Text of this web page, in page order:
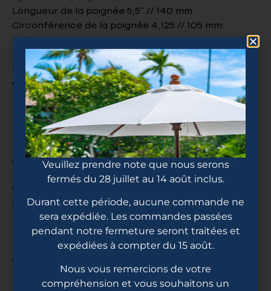
Longueur de la poignée 5,5” // 140 mm
Circonférence de la poignée 4,125 // 105 mm
Poids oscillant 113
Poids de torsion 6.6
Chaque raquette Ruby Pro est livrée avec une
housse en néoprène Six Zero pour protéger votre
raquette avec style.
Noyau en mousse solide G4 Aerospace
Au cœur de la Black Opal se trouve notre noyau en
mousse G4 Aerospace exclusif, une construction
solide flottante qui optimise le transfert d’énergie
et crée une zone de frappe optimale et ultra-
réactive. Sa conception haute densité de14 mm
offre une grande rapidité de prise en main et une
puissance accrue, tout en conservant le même
contrôle qu’avec une raquette traditionnelle de 16
mm : le meilleur des deux mondes.
Veuillez prendre note que nous serons
fermés du 28 juillet au 14 août inclus.
Durant cette période, aucune commande ne
sera expédiée. Les commandes passées
pendant notre fermeture seront traitées et
expédiées à compter du 15 août.
Nous vous remercions de votre
compréhension et vous souhaitons un